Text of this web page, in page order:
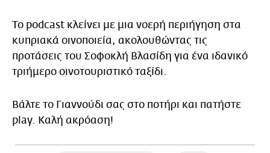
Το podcast κλείνει με μια νοερή περιήγηση στα
κυπριακά οινοποιεία, ακολουθώντας τις
προτάσεις του Σοφοκλή Βλασίδη για ένα ιδανικό
τριήμερο οινοτουριστικό ταξίδι.
Βάλτε το Γιαννούδι σας στο ποτήρι και πατήστε
play. Καλή ακρόαση!